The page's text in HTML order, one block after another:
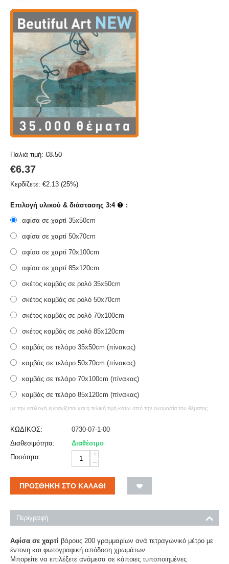
Παλιά τιμή: €8.50
€6.37
Κερδίζετε: €2.13 (25%)
Επιλογή υλικού & διάστασης 3:4 :
αφίσα σε χαρτί 35x50cm
αφίσα σε χαρτί 50x70cm
αφίσα σε χαρτί 70x100cm
αφίσα σε χαρτί 85x120cm
σκέτος καμβάς σε ρολό 35x50cm
σκέτος καμβάς σε ρολό 50x70cm
σκέτος καμβάς σε ρολό 70x100cm
σκέτος καμβάς σε ρολό 85x120cm
καμβάς σε τελάρο 35x50cm (πίνακας)
καμβάς σε τελάρο 50x70cm (πίνακας)
καμβάς σε τελάρο 70x100cm (πίνακας)
καμβάς σε τελάρο 85x120cm (πίνακας)
με την επιλογή εμφανίζεται και η τελική τιμή κάτω από την ονομασία του θέματος
ΚΩΔΙΚΟΣ:
0730-07-1-00
Διαθεσιμότητα:
Διαθέσιμο
Ποσότητα:
+
−
ΠΡΟΣΘΉΚΗ ΣΤΟ ΚΑΛΆΘΙ
Περιγραφή
Αφίσα σε χαρτί βάρους 200 γραμμαρίων ανά τετραγωνικό μέτρο με
έντονη και φωτογραφική απόδοση χρωμάτων.
Μπορείτε να επιλέξετε ανάμεσα σε κάποιες τυποποιημένες